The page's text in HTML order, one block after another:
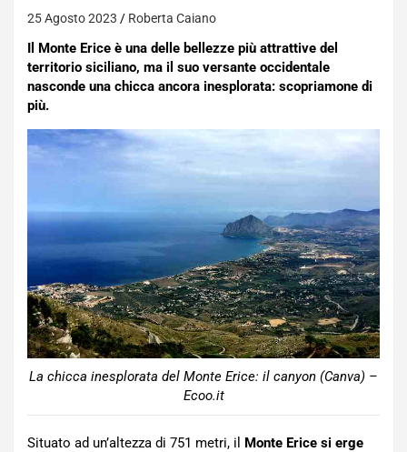
25 Agosto 2023 Roberta Caiano
Il Monte Erice è una delle bellezze più attrattive del
territorio siciliano, ma il suo versante occidentale
nasconde una chicca ancora inesplorata: scopriamone di
più.
La chicca inesplorata del Monte Erice: il canyon (Canva) –
Ecoo.it
Situato ad un’altezza di 751 metri, il Monte Erice si erge